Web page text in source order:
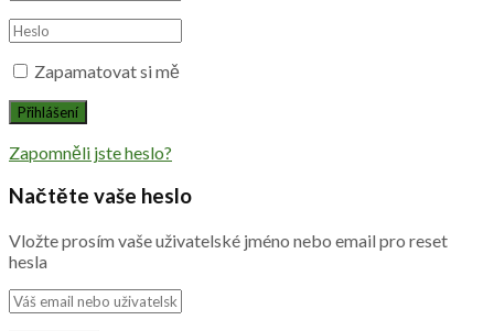
Zapamatovat si mě
Zapomněli jste heslo?
Načtěte vaše heslo
Vložte prosím vaše uživatelské jméno nebo email pro reset
hesla